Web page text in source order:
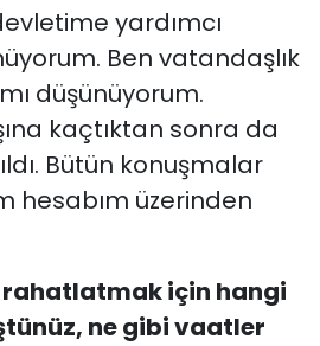
yardımcı
Ben vatandaşlık
düşünüyorum.
kaçtıktan sonra da
Bütün konuşmalar
hesabım üzerinden
rahatlatmak için hangi
ne gibi vaatler